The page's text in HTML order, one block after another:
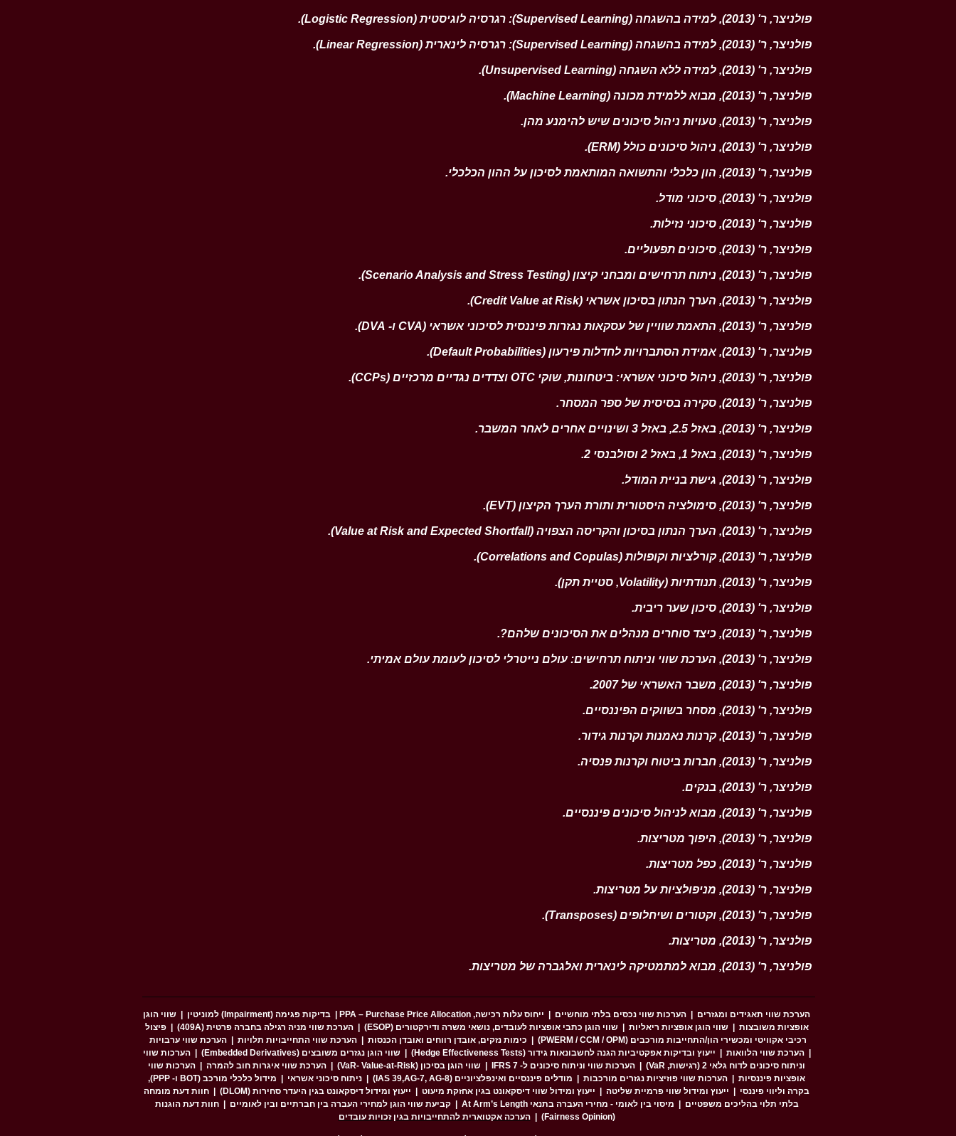
פולניצר, ר' (2013), למידה בהשגחה (Supervised Learning): רגרסיה לוגיסטית (Logistic Regression) .
פולניצר, ר' (2013), למידה בהשגחה (Supervised Learning): רגרסיה לינארית (Linear Regression) .
פולניצר, ר' (2013), למידה ללא השגחה (Unsupervised Learning) .
פולניצר, ר' (2013), מבוא ללמידת מכונה (Machine Learning) .
פולניצר, ר' (2013), טעויות ניהול סיכונים שיש להימנע מהן .
פולניצר, ר' (2013), ניהול סיכונים כולל (ERM) .
פולניצר, ר' (2013), הון כלכלי והתשואה המותאמת לסיכון על ההון הכלכלי .
פולניצר, ר' (2013), סיכוני מודל .
פולניצר, ר' (2013), סיכוני נזילות .
פולניצר, ר' (2013), סיכונים תפעוליים.
פולניצר, ר' (2013), ניתוח תרחישים ומבחני קיצון (Scenario Analysis and Stress Testing) .
פולניצר, ר' (2013), הערך הנתון בסיכון אשראי (Credit Value at Risk) .
פולניצר, ר' (2013), התאמת שוויין של עסקאות נגזרות פיננסית לסיכוני אשראי (CVA ו- DVA) .
פולניצר, ר' (2013), אמידת הסתברויות לחדלות פירעון (Default Probabilities) .
פולניצר, ר' (2013), ניהול סיכוני אשראי: ביטחונות, שוקי OTC וצדדים נגדיים מרכזיים (CCPs) .
פולניצר, ר' (2013), סקירה בסיסית של ספר המסחר .
פולניצר, ר' (2013), באזל 2.5, באזל 3 ושינויים אחרים לאחר המשבר.
פולניצר, ר' (2013), באזל 1, באזל 2 וסולבנסי 2 .
פולניצר, ר' (2013), גישת בניית המודל .
פולניצר, ר' (2013), סימולציה היסטורית ותורת הערך הקיצון (EVT) .
פולניצר, ר' (2013), הערך הנתון בסיכון והקריסה הצפויה (Value at Risk and Expected Shortfall) .
פולניצר, ר' (2013), קורלציות וקופולות (Correlations and Copulas) .
פולניצר, ר' (2013), תנודתיות (Volatility, סטיית תקן) .
פולניצר, ר' (2013), סיכון שער ריבית .
פולניצר, ר' (2013), כיצד סוחרים מנהלים את הסיכונים שלהם? .
פולניצר, ר' (2013), הערכת שווי וניתוח תרחישים: עולם נייטרלי לסיכון לעומת עולם אמיתי .
פולניצר, ר' (2013), משבר האשראי של 2007 .
פולניצר, ר' (2013), מסחר בשווקים הפיננסיים.
פולניצר, ר' (2013), קרנות נאמנות וקרנות גידור .
פולניצר, ר' (2013), חברות ביטוח וקרנות פנסיה .
פולניצר, ר' (2013), בנקים .
פולניצר, ר' (2013), מבוא לניהול סיכונים פיננסיים.
פולניצר, ר' (2013), היפוך מטריצות .
פולניצר, ר' (2013), כפל מטריצות .
פולניצר, ר' (2013), מניפולציות על מטריצות .
פולניצר, ר' (2013), וקטורים ושיחלופים (Transposes) .
פולניצר, ר' (2013), מטריצות .
פולניצר, ר' (2013), מבוא למתמטיקה לינארית ואלגברה של מטריצות .
הערכת שווי תאגידים ומגזרים הערכות שווי נכסים בלתי מוחשיים ייחוס עלות רכישה, PPA – Purchase Price Allocation בדיקות פגימה (Impairment) למוניטין
שווי הוגן
אופציות משובצות |שווי הוגן אופציות ריאליות |שווי הוגן כתבי אופציות לעובדים, נושאי משרה ודירקטורים (ESOP) |הערכת שווי מניה רגילה בחברה פרטית (409A) |פיצול
רכיבי אקוויטי ומכשירי הון/התחייבות מורכבים (PWERM / CCM / OPM)
כימות נזקים, אובדן רווחים ואובדן הכנסות |הערכת שווי התחייבויות תלויות |הערכת שווי ערבויות
|הערכת שווי הלוואות ייעוץ ובדיקות אפקטיביות הגנה לחשבונאות גידור (Hedge Effectiveness Tests) |שווי הוגן נגזרים משובצים (Embedded Derivatives) |הערכות שווי
וניתוח סיכונים לדוח גלאי 2 (רגישות, VaR)
הערכות שווי וניתוח סיכונים ל- IFRS 7 שווי הוגן בסיכון (VaR- Value-at-Risk) הערכת שווי איגרות חוב להמרה
הערכות שווי
אופציות פיננסיות
הערכות שווי פוזיציות נגזרים מורכבות מודלים פיננסיים ואינפלציוניים (IAS 39,AG-7, AG-8) ניתוח סיכוני אשראי
מידול כלכלי מורכב (BOT ו- PPP),
בקרה וליווי פיננסי
ייעוץ ומידול שווי פרמיית שליטה ייעוץ ומידול שווי דיסקאונט בגין אחזקת מיעוט ייעוץ ומידול דיסקאונט בגין היעדר סחירות (DLOM)
חוות דעת מומחה
בלתי תלוי בהליכים משפטיים
מיסוי בין לאומי - מחירי העברה בתנאי At Arm’s Length |קביעת שווי הוגן למחירי העברה בין חברתיים ובין לאומיים |חוות דעת הוגנות
(Fairness Opinion)
|הערכה אקטוארית להתחייבויות בגין זכויות עובדים